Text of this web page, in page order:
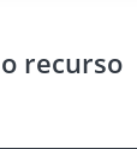
recurso